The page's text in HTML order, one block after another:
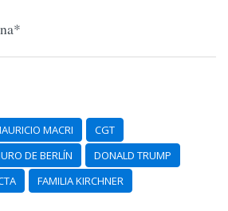
MACRI
CGT
DE BERLÍN
DONALD TRUMP
FAMILIA KIRCHNER